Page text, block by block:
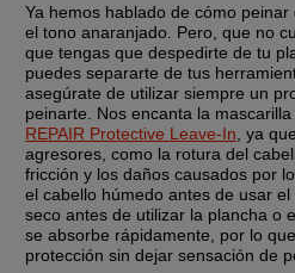
Ya hemos hablado de cómo
el tono anaranjado. Pero, que no
que tengas que despedirte de tu
puedes separarte de tus
asegúrate de utilizar siempre un
peinarte. Nos encanta la
REPAIR Protective Leave-In , ya
agresores, como la rotura del
fricción y los daños causados por
el cabello húmedo antes de usar
seco antes de utilizar la plancha o
se absorbe rápidamente, por lo
protección sin dejar sensación de